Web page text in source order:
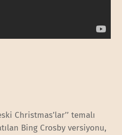
Christmas’lar’’ temalı
Bing Crosby versiyonu,